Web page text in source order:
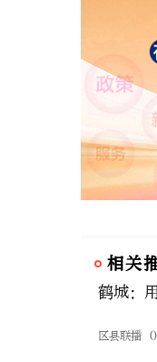
相关
鹤城：
区县联播